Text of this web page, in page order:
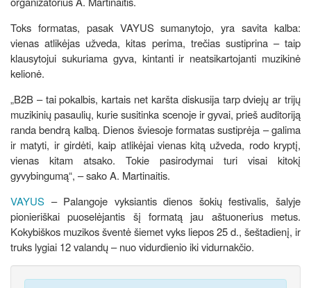
Toks formatas, pasak VAYUS sumanytojo, yra savita kalba:
vienas atlikėjas užveda, kitas perima, trečias sustiprina – taip
klausytojui sukuriama gyva, kintanti ir neatsikartojanti muzikinė
kelionė.
„B2B – tai pokalbis, kartais net karšta diskusija tarp dviejų ar trijų
muzikinių pasaulių, kurie susitinka scenoje ir gyvai, prieš auditoriją
randa bendrą kalbą. Dienos šviesoje formatas sustiprėja – galima
ir matyti, ir girdėti, kaip atlikėjai vienas kitą užveda, rodo kryptį,
vienas kitam atsako. Tokie pasirodymai turi visai kitokį
gyvybingumą“, – sako A. Martinaitis.
VAYUS – Palangoje vyksiantis dienos šokių festivalis, šalyje
pionieriškai puoselėjantis šį formatą jau aštuonerius metus.
Kokybiškos muzikos šventė šiemet vyks liepos 25 d., šeštadienį, ir
truks lygiai 12 valandų – nuo vidurdienio iki vidurnakčio.